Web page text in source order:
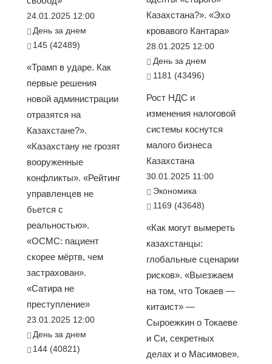
24.01.2025 12:00
День за днем
145 (42489)
«Трамп в ударе. Как
первые решения
новой администрации
отразятся на
Казахстане?».
«Казахстану не грозят
вооруженные
конфликты». «Рейтинг
управленцев не
бьется с
реальностью».
«ОСМС: пациент
скорее мёртв, чем
застрахован».
«Сатира не
преступление»
23.01.2025 12:00
День за днем
144 (40821)
Казахстана?». «Эхо
кровавого Кантара»
28.01.2025 12:00
День за днем
1181 (43496)
Рост НДС и
изменения налоговой
системы коснутся
малого бизнеса
Казахстана
30.01.2025 11:00
Экономика
1169 (43648)
«Как могут вымереть
казахстанцы:
глобальные сценарии
рисков». «Выезжаем
на том, что Токаев —
китаист» —
Сыроежкин о Токаеве
и Си, секретных
делах и о Масимове».